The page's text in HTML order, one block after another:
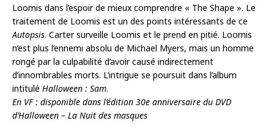
Loomis dans l’espoir de mieux comprendre « The Shape ». Le
traitement de Loomis est un des points intéressants de ce
Autopsis. Carter surveille Loomis et le prend en pitié. Loomis
n’est plus l’ennemi absolu de Michael Myers, mais un homme
rongé par la culpabilité d’avoir causé indirectement
d’innombrables morts. L’intrigue se poursuit dans l’album
intitulé Halloween : Sam.
En VF : disponible dans l’édition 30e anniversaire du DVD
d’Halloween – La Nuit des masques